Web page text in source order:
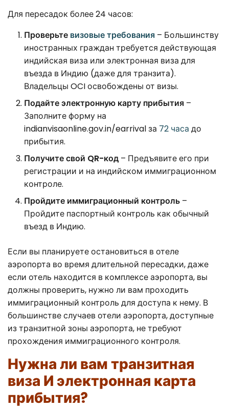
Для пересадок более 24 часов:
Проверьте визовые требования – Большинству
иностранных граждан требуется действующая
индийская виза или электронная виза для
въезда в Индию (даже для транзита).
Владельцы OCI освобождены от визы.
Подайте электронную карту прибытия –
Заполните форму на
indianvisaonline.gov.in/earrival за 72 часа до
прибытия.
Получите свой QR-код – Предъявите его при
регистрации и на индийском иммиграционном
контроле.
Пройдите иммиграционный контроль –
Пройдите паспортный контроль как обычный
въезд в Индию.
Если вы планируете остановиться в отеле
аэропорта во время длительной пересадки, даже
если отель находится в комплексе аэропорта, вы
должны проверить, нужно ли вам проходить
иммиграционный контроль для доступа к нему. В
большинстве случаев отели аэропорта, доступные
из транзитной зоны аэропорта, не требуют
прохождения иммиграционного контроля.
Нужна ли вам транзитная
виза И электронная карта
прибытия?